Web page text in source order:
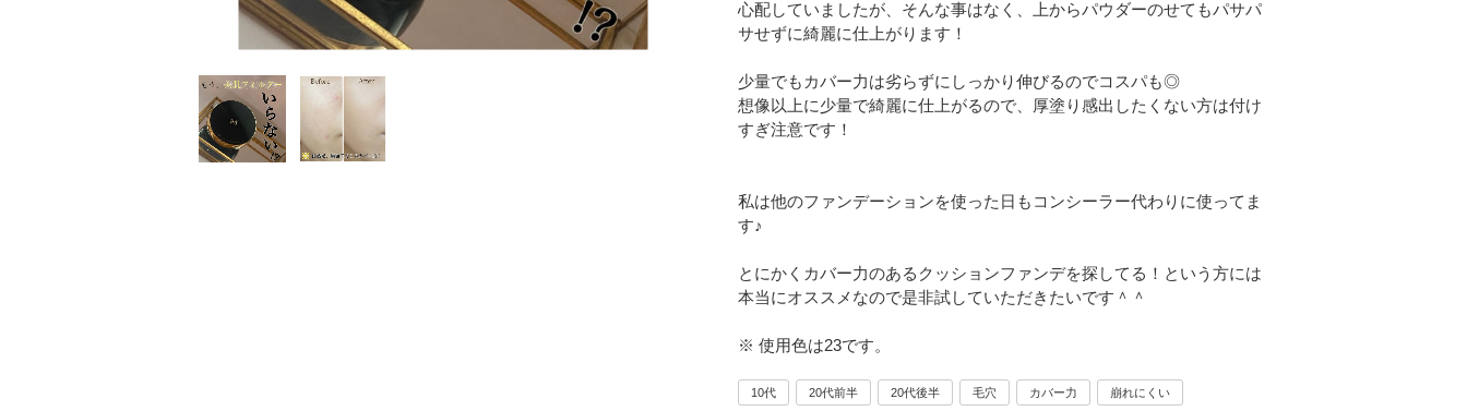
心配していましたが、そんな事はなく、上からパウダーのせてもパサパ
サせずに綺麗に仕上がります！
少量でもカバー力は劣らずにしっかり伸びるのでコスパも◎
想像以上に少量で綺麗に仕上がるので、厚塗り感出したくない方は付け
すぎ注意です！
私は他のファンデーションを使った日もコンシーラー代わりに使ってま
す♪
とにかくカバー力のあるクッションファンデを探してる！という方には
本当にオススメなので是非試していただきたいです＾＾
※ 使用色は23です。
10代 20代前半 20代後半 毛穴 カバー力 崩れにくい